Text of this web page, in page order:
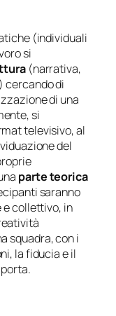
(individuali
si
(narrativa,
cercando di
di una
si
televisivo, al
del
parte teorica
saranno
e collettivo, in
squadra, con i
la fiducia e il